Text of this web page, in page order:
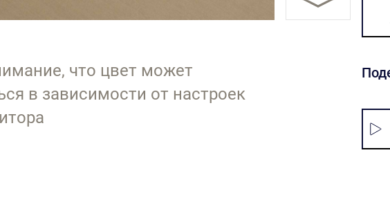
что цвет может
в зависимости от настроек